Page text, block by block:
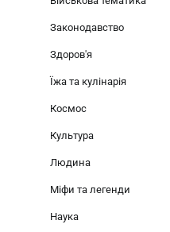
Законодавство
Здоров'я
Їжа та кулінарія
Космос
Культура
Людина
Міфи та легенди
Наука